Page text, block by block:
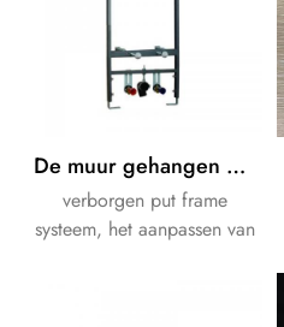
De muur gehangen bidet Wc verborgen put frame voor de badkamer
verborgen put frame
systeem, het aanpassen van